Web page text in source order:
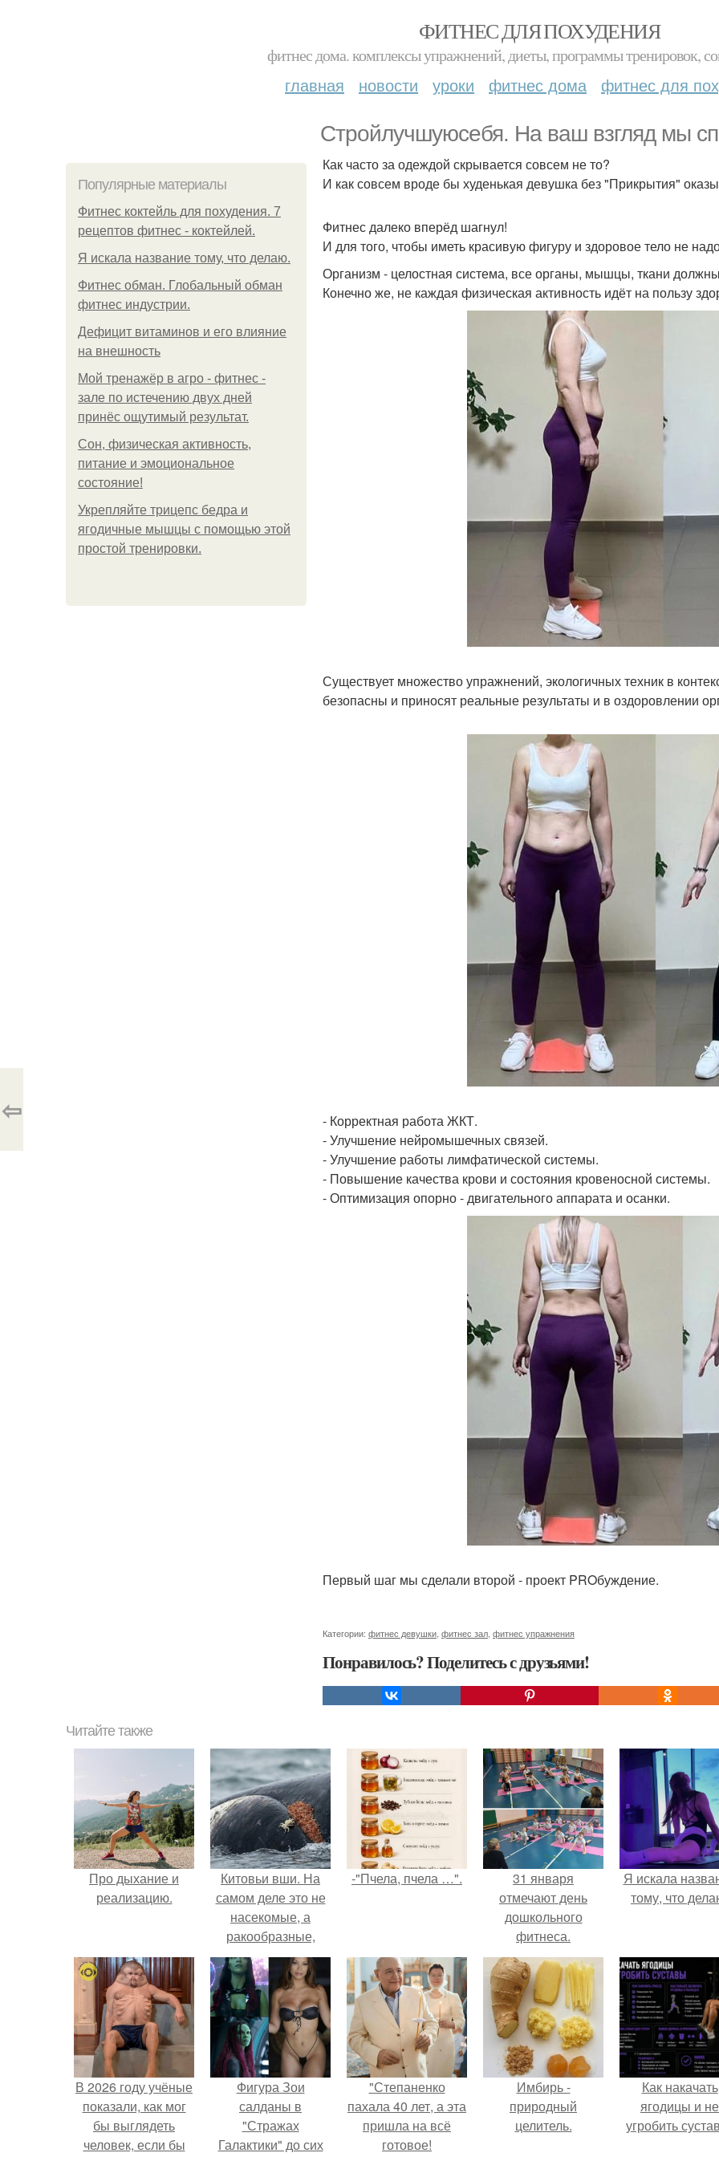
ФИТНЕС ДЛЯ ПОХУДЕНИЯ
фитнес дома. комплексы упражнений, диеты, программы тренировок,
главная новости уроки фитнес дома фитнес для
Стройлучшуюсебя. На ваш взгляд мы
Популярные материалы
Фитнес коктейль для похудения. 7
рецептов фитнес - коктейлей.
Я искала название тому, что делаю.
Фитнес обман. Глобальный обман
фитнес индустрии.
Дефицит витаминов и его влияние
на внешность
Мой тренажёр в агро - фитнес -
зале по истечению двух дней
принёс ощутимый результат.
Сон, физическая активность,
питание и эмоциональное
состояние!
Укрепляйте трицепс бедра и
ягодичные мышцы с помощью этой
простой тренировки.
Как часто за одеждой скрывается совсем не то?
И как совсем вроде бы худенькая девушка без "Прикрытия"
Фитнес далеко вперёд шагнул!
И для того, чтобы иметь красивую фигуру и здоровое тело не
Организм - целостная система, все органы, мышцы, ткани
Конечно же, не каждая физическая активность идёт на пользу
Существует множество упражнений, экологичных техник в
безопасны и приносят реальные результаты и в оздоровлении
- Корректная работа ЖКТ.
- Улучшение нейромышечных связей.
- Улучшение работы лимфатической системы.
- Повышение качества крови и состояния кровеносной системы.
- Оптимизация опорно - двигательного аппарата и осанки.
Первый шаг мы сделали второй - проект PROбуждение.
Категории: фитнес девушки фитнес зал фитнес упражнения
Понравилось? Поделитесь с друзьями!
⇦
Читайте также
Про дыхание и
реализацию.
Китовьи вши. На
самом деле это не
насекомые, а
ракообразные,
относящиеся к
бокоплавам.
-"Пчела, пчела …".
31 января
отмечают день
дошкольного
фитнеса.
Я искала
тому, что
В 2026 году учёные
показали, как мог
бы выглядеть
человек, если бы
Фигура Зои
салданы в
"Стражах
Галактики" до сих
"Степаненко
пахала 40 лет, а эта
пришла на всё
готовое!
Имбирь -
природный
целитель.
Как накачать
ягодицы и не
угробить